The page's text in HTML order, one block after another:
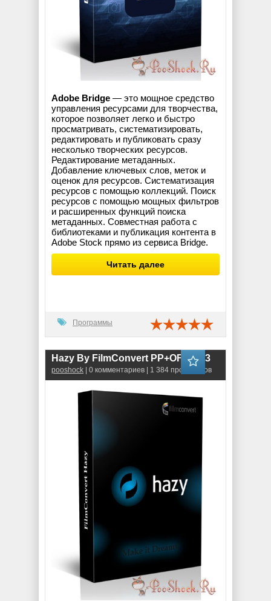
Adobe Bridge — это мощное средство
управления ресурсами для творчества,
которое позволяет легко и быстро
просматривать, систематизировать,
редактировать и публиковать сразу
несколько творческих ресурсов.
Редактирование метаданных.
Добавление ключевых слов, меток и
оценок для ресурсов. Систематизация
ресурсов с помощью коллекций. Поиск
ресурсов с помощью мощных фильтров
и расширенных функций поиска
метаданных. Совместная работа с
библиотеками и публикация контента в
Adobe Stock прямо из сервиса Bridge.
Читать далее
Программы
Hazy By FilmConvert PP+OFX 1.03
pooshock | 0 комментариев | 1 384 просмотров